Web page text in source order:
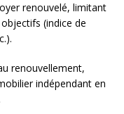
renouvelé, limitant
(indice de
renouvellement,
indépendant en